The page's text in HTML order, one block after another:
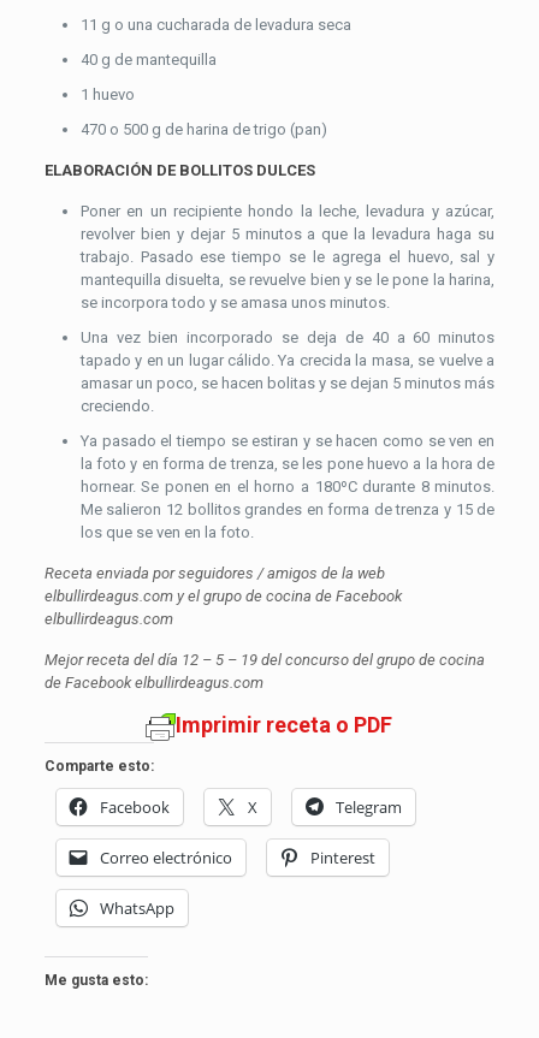
11 g o una cucharada de levadura seca
40 g de mantequilla
1 huevo
470 o 500 g de harina de trigo (pan)
ELABORACIÓN DE BOLLITOS DULCES
Poner en un recipiente hondo la leche, levadura y azúcar,
revolver bien y dejar 5 minutos a que la levadura haga su
trabajo. Pasado ese tiempo se le agrega el huevo, sal y
mantequilla disuelta, se revuelve bien y se le pone la harina,
se incorpora todo y se amasa unos minutos.
Una vez bien incorporado se deja de 40 a 60 minutos
tapado y en un lugar cálido. Ya crecida la masa, se vuelve a
amasar un poco, se hacen bolitas y se dejan 5 minutos más
creciendo.
Ya pasado el tiempo se estiran y se hacen como se ven en
la foto y en forma de trenza, se les pone huevo a la hora de
hornear. Se ponen en el horno a 180ºC durante 8 minutos.
Me salieron 12 bollitos grandes en forma de trenza y 15 de
los que se ven en la foto.
Receta enviada por seguidores / amigos de la web
elbullirdeagus.com y el grupo de cocina de Facebook
elbullirdeagus.com
Mejor receta del día 12 – 5 – 19 del concurso del grupo de cocina
de Facebook elbullirdeagus.com
Imprimir receta o PDF
Comparte esto:
Facebook X Telegram
Correo electrónico Pinterest
WhatsApp
Me gusta esto: